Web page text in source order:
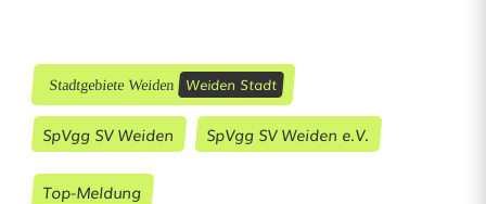
Stadtgebiete Weiden Weiden Stadt
SpVgg SV Weiden SpVgg SV Weiden e.V.
Top-Meldung